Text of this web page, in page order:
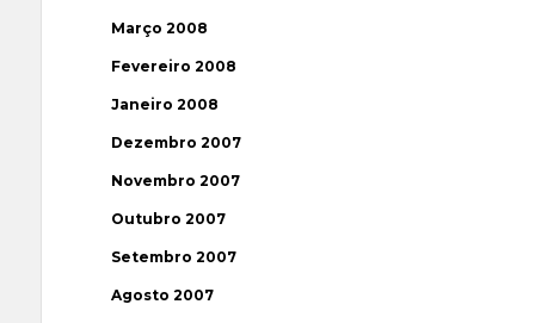
Março 2008
Fevereiro 2008
Janeiro 2008
Dezembro 2007
Novembro 2007
Outubro 2007
Setembro 2007
Agosto 2007